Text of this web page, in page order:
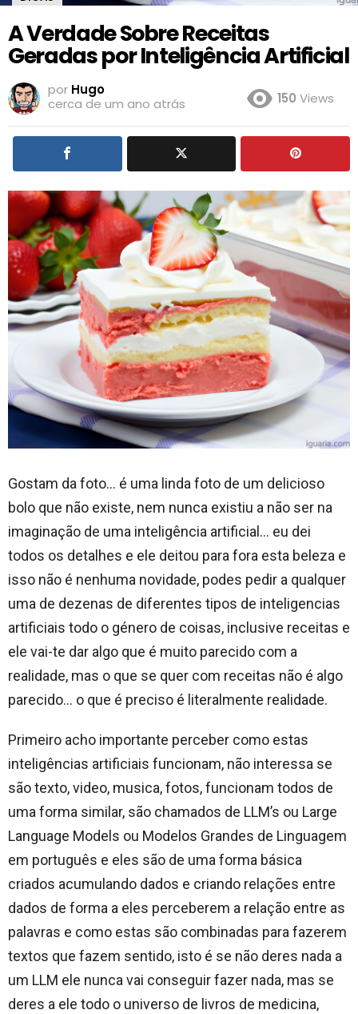
A Verdade Sobre Receitas
Geradas por Inteligência Artificial
por Hugo
cerca de um ano atrás
150 Views
Gostam da foto… é uma linda foto de um delicioso
bolo que não existe, nem nunca existiu a não ser na
imaginação de uma inteligência artificial… eu dei
todos os detalhes e ele deitou para fora esta beleza e
isso não é nenhuma novidade, podes pedir a qualquer
uma de dezenas de diferentes tipos de inteligencias
artificiais todo o género de coisas, inclusive receitas e
ele vai-te dar algo que é muito parecido com a
realidade, mas o que se quer com receitas não é algo
parecido… o que é preciso é literalmente realidade.
Primeiro acho importante perceber como estas
inteligências artificiais funcionam, não interessa se
são texto, video, musica, fotos, funcionam todos de
uma forma similar, são chamados de LLM’s ou Large
Language Models ou Modelos Grandes de Linguagem
em português e eles são de uma forma básica
criados acumulando dados e criando relações entre
dados de forma a eles perceberem a relação entre as
palavras e como estas são combinadas para fazerem
textos que fazem sentido, isto é se não deres nada a
um LLM ele nunca vai conseguir fazer nada, mas se
deres a ele todo o universo de livros de medicina,